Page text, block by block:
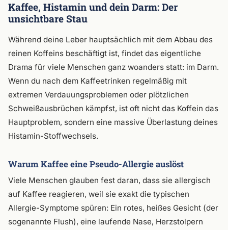
Kaffee, Histamin und dein Darm: Der
unsichtbare Stau
Während deine Leber hauptsächlich mit dem Abbau des
reinen Koffeins beschäftigt ist, findet das eigentliche
Drama für viele Menschen ganz woanders statt: im Darm.
Wenn du nach dem Kaffeetrinken regelmäßig mit
extremen Verdauungsproblemen oder plötzlichen
Schweißausbrüchen kämpfst, ist oft nicht das Koffein das
Hauptproblem, sondern eine massive Überlastung deines
Histamin-Stoffwechsels.
Warum Kaffee eine Pseudo-Allergie auslöst
Viele Menschen glauben fest daran, dass sie allergisch
auf Kaffee reagieren, weil sie exakt die typischen
Allergie-Symptome spüren: Ein rotes, heißes Gesicht (der
sogenannte Flush), eine laufende Nase, Herzstolpern